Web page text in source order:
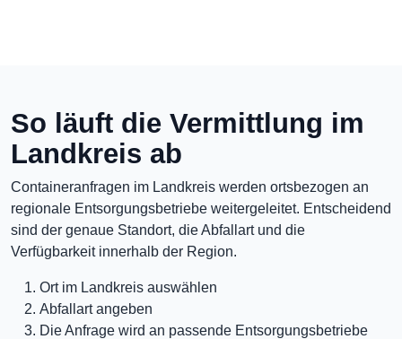
So läuft die Vermittlung im
Landkreis ab
Containeranfragen im Landkreis werden ortsbezogen an
regionale Entsorgungsbetriebe weitergeleitet. Entscheidend
sind der genaue Standort, die Abfallart und die
Verfügbarkeit innerhalb der Region.
Ort im Landkreis auswählen
Abfallart angeben
Die Anfrage wird an passende Entsorgungsbetriebe